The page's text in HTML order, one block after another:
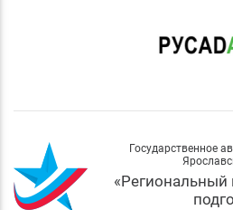
Государственное
«Региональный